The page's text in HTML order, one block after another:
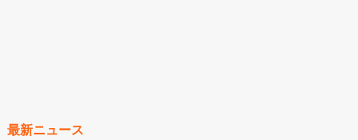
最新ニュース